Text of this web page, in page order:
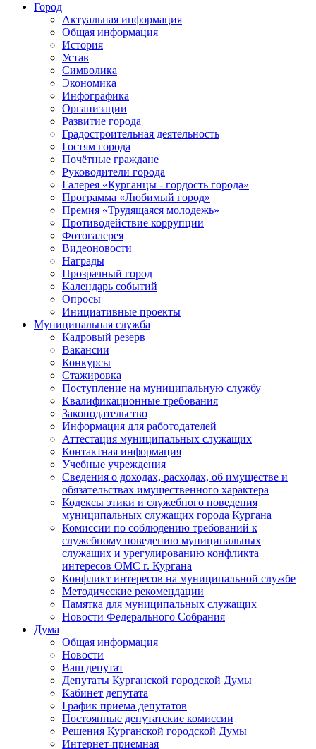
Город
Актуальная информация
Общая информация
История
Устав
Символика
Экономика
Инфографика
Организации
Развитие города
Градостроительная деятельность
Гостям города
Почётные граждане
Руководители города
Галерея «Курганцы - гордость города»
Программа «Любимый город»
Премия «Трудящаяся молодежь»
Противодействие коррупции
Фотогалерея
Видеоновости
Награды
Прозрачный город
Календарь событий
Опросы
Инициативные проекты
Муниципальная служба
Кадровый резерв
Вакансии
Конкурсы
Стажировка
Поступление на муниципальную службу
Квалификационные требования
Законодательство
Информация для работодателей
Аттестация муниципальных служащих
Контактная информация
Учебные учреждения
Сведения о доходах, расходах, об имуществе и
обязательствах имущественного характера
Кодексы этики и служебного поведения
муниципальных служащих города Кургана
Комиссии по соблюдению требований к
служебному поведению муниципальных
служащих и урегулированию конфликта
интересов ОМС г. Кургана
Конфликт интересов на муниципальной службе
Методические рекомендации
Памятка для муниципальных служащих
Новости Федерального Cобрания
Дума
Общая информация
Новости
Ваш депутат
Депутаты Курганской городской Думы
Кабинет депутата
График приема депутатов
Постоянные депутатские комиссии
Решения Курганской городской Думы
Интернет-приемная